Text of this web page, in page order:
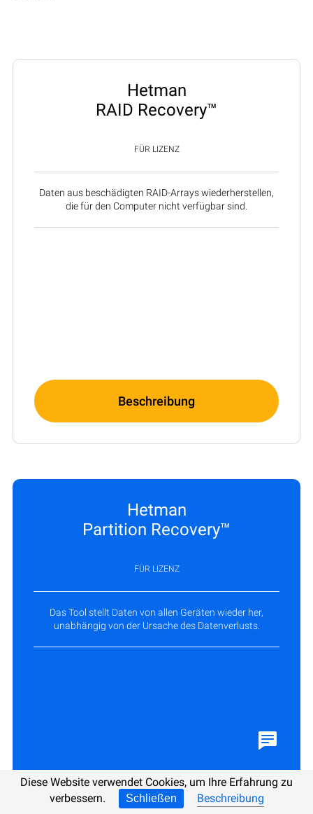
Hetman
RAID Recovery™
FÜR LIZENZ
Daten aus beschädigten RAID-Arrays wiederherstellen,
die für den Computer nicht verfügbar sind.
Beschreibung
Hetman
Partition Recovery™
FÜR LIZENZ
Das Tool stellt Daten von allen Geräten wieder her,
unabhängig von der Ursache des Datenverlusts.
Diese Website verwendet Cookies, um Ihre Erfahrung zu
verbessern.
Schließen Beschreibung